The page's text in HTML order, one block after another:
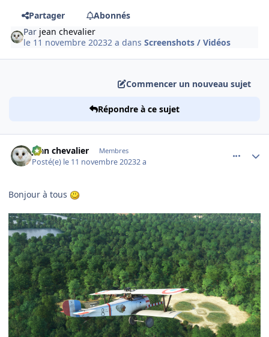
Partager
Abonnés
Par jean chevalier
le 11 novembre 20232 a dansScreenshots / Vidéos
Commencer un nouveau sujet
Répondre à ce sujet
jean chevalier Membres
Posté(e) le 11 novembre 20232 a
Bonjour à tous